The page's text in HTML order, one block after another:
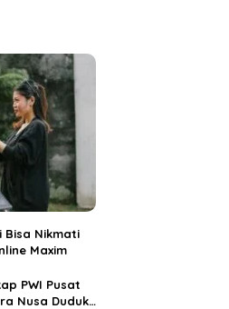
Bisa Nikmati
Maxim
PWI Pusat
Nusa Duduki